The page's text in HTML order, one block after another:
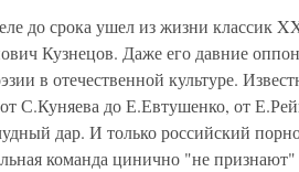
до срока ушел из жизни классик
Кузнецов. Даже его давние
в отечественной культуре.
С.Куняева до Е.Евтушенко, от
дар. И только российский
команда цинично "не признают"